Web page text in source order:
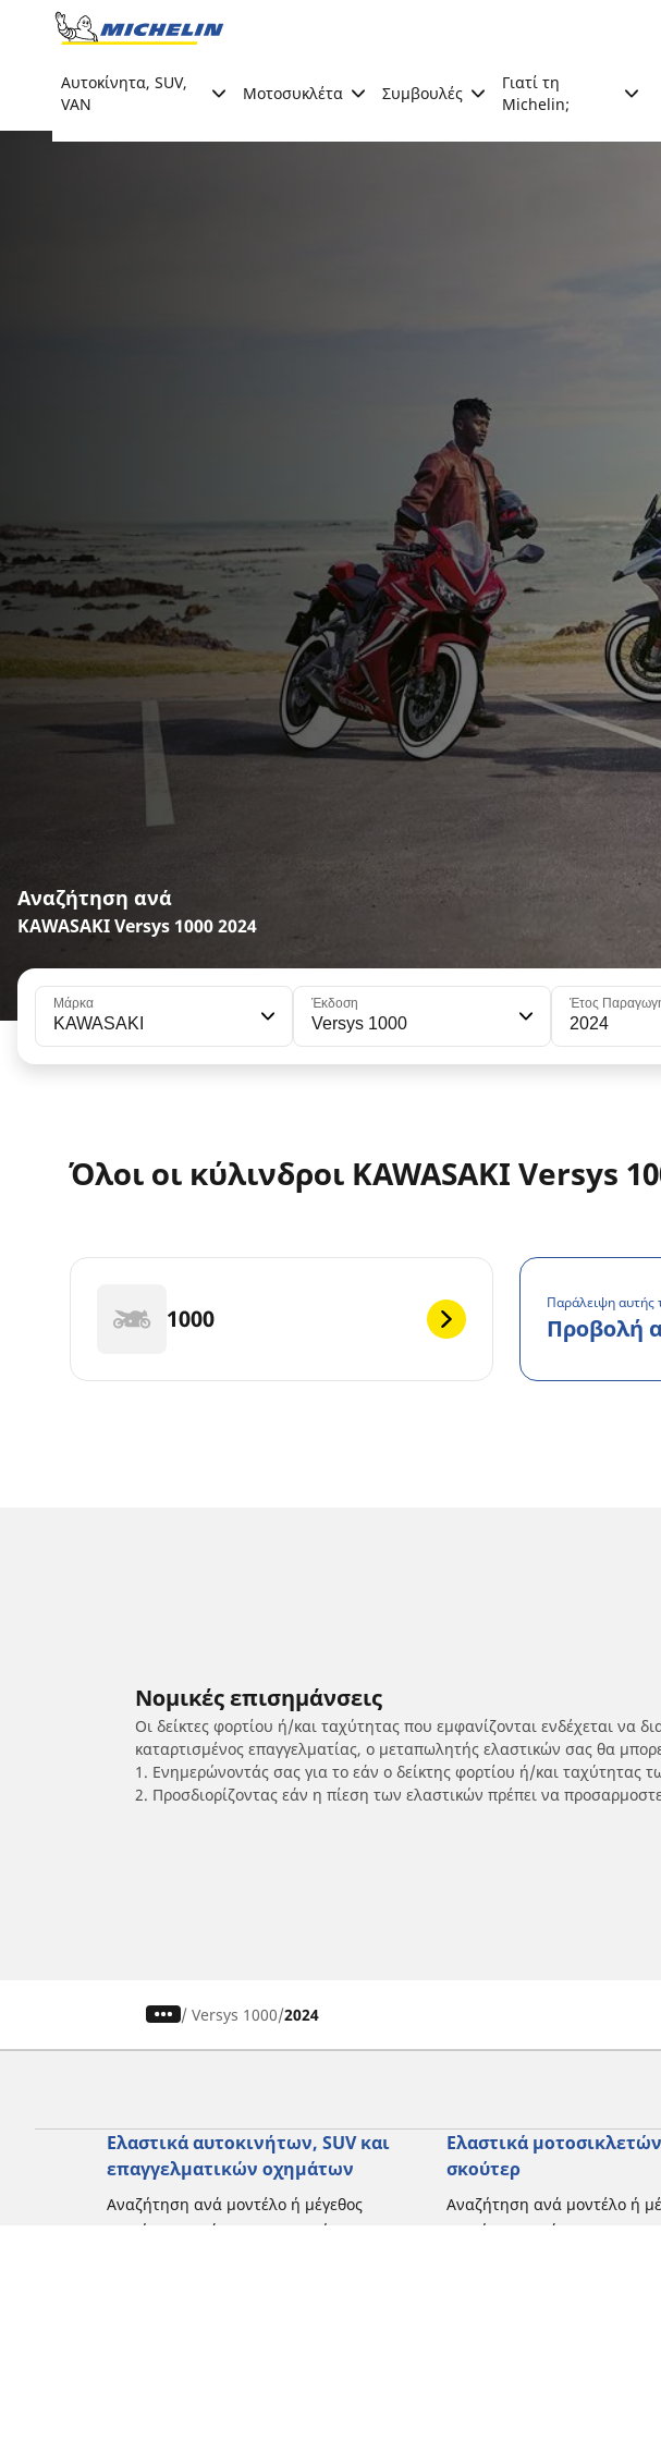
Go to page content
Αυτοκίνητα, SUV,
VAN
Μοτοσυκλέτα Συμβουλές
Γιατί τη
Michelin;
Αναζήτηση ανά
KAWASAKI Versys 1000 2024
Μάρκα
KAWASAKI
Έκδοση
Versys 1000
Έτος
2024
Όλοι οι κύλινδροι KAWASAKI Versys
1000
Παράλειψη αυτής
Προβολή
Νομικές επισημάνσεις
Οι δείκτες φορτίου ή/και ταχύτητας που εμφανίζονται ενδέχεται
καταρτισμένος επαγγελματίας, ο μεταπωλητής ελαστικών σας θα
1. Ενημερώνοντάς σας για το εάν ο δείκτης φορτίου ή/και ταχύτητας
2. Προσδιορίζοντας εάν η πίεση των ελαστικών πρέπει να
/ Versys 1000 2024
Ελαστικά αυτοκινήτων, SUV και
επαγγελματικών οχημάτων
Αναζήτηση ανά μοντέλο ή μέγεθος
Περιήγηση ανά κατασκευαστή
Ελαστικά
σκούτερ
Αναζήτηση ανά μοντέλο ή
Περιήγηση ανά